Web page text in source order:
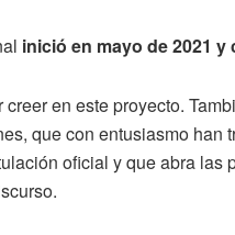
inició en mayo de 2021
en este proyecto.
que con entusiasmo han
oficial y que abra las